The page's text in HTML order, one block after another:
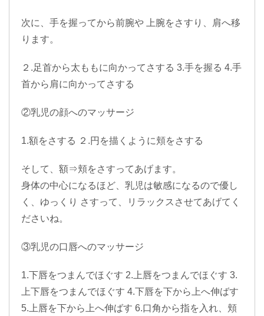
次に、手を握ってから前腕や 上腕をさすり、肩へ移
ります。
２.足首から太ももに向かってさする 3.手を握る 4.手
首から肩に向かってさする
②乳児の顔へのマッサージ
1.額をさする ２.円を描くように頬をさする
そして、額⇒頬をさすってあげます。
身体の中心になるほど、乳児は敏感になるので優し
く、ゆっくり さすって、リラックスさせてあげてく
ださいね。
③乳児の口唇へのマッサージ
1.下唇をつまんでほぐす 2.上唇をつまんでほぐす 3.
上下唇をつまんでほぐす 4.下唇を下から上へ伸ばす
5.上唇を下から上へ伸ばす 6.口角から指を入れ、頬